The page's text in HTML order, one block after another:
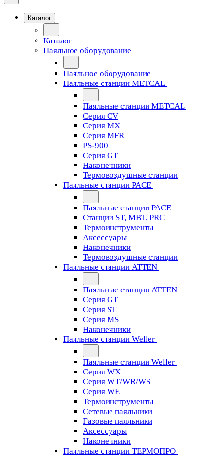
Каталог
Каталог
Паяльное оборудование
Паяльное оборудование
Паяльные станции METCAL
Паяльные станции METCAL
Серия CV
Серия MX
Серия MFR
PS-900
Серия GT
Наконечники
Термовоздушные станции
Паяльные станции PACE
Паяльные станции PACE
Станции ST, MBT, PRC
Термоинструменты
Аксессуары
Наконечники
Термовоздушные станции
Паяльные станции ATTEN
Паяльные станции ATTEN
Серия GT
Серия ST
Серия MS
Наконечники
Паяльные станции Weller
Паяльные станции Weller
Серия WX
Серия WT/WR/WS
Серия WE
Термоинструменты
Сетевые паяльники
Газовые паяльники
Аксессуары
Наконечники
Паяльные станции ТЕРМОПРО